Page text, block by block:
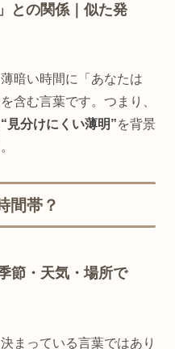
との関係｜似た発
暗い時間に「あなたは
含む言葉です。つまり、
“見分けにくい薄明”を背景
間帯？
節・天気・場所で
まっている言葉ではあり